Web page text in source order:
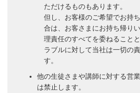
ただけるものもあります。
但し、お客様のご希望でお持
合は、お客さまにお持ち帰り
理責任のすべてを委ねること
ラブルに対して当社は一切の
す。
他の生徒さまや講師に対する営
は禁止します。